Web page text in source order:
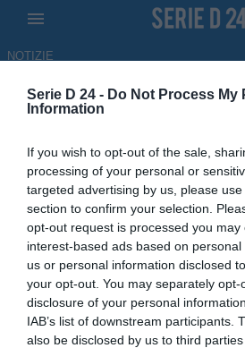
Serie D 24 - Do Not Process My
Information
If you wish to opt-out of the sale,
processing of your personal or
targeted advertising by us, please
section to confirm your selection.
opt-out request is processed you may
interest-based ads based on
us or personal information disclosed
your opt-out. You may separately
disclosure of your personal
IAB’s list of downstream participants.
also be disclosed by us to third
NOTIZIE
Gallipoli, piove sul
dopo la
penalizzazione
20.05.2026 16:54 di Francesco
Balducci
Il Gallipoli inizierà la prossima stagione
da scontare nel campionato di